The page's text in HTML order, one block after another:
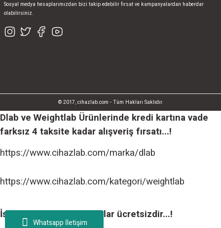
Whatsapp İletişim
Sosyal medya hesaplarımızdan bizi takip edebilir fırsat ve kampanyalardan haberdar
olabilirsiniz.
© 2017, cihazlab.com - Tüm Hakları Saklıdır.
Dlab ve Weightlab Ürünlerinde kredi kartına vade
farksız 4 taksite kadar alışveriş fırsatı...!
https://www.cihazlab.com/marka/dlab
https://www.cihazlab.com/kategori/weightlab
İstanbul içi tüm teslimatlar ücretsizdir...!